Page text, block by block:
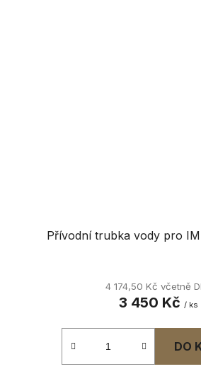
Přívodní trubka vody pro
4 174,50 Kč včetně
3 450 Kč / ks
DO